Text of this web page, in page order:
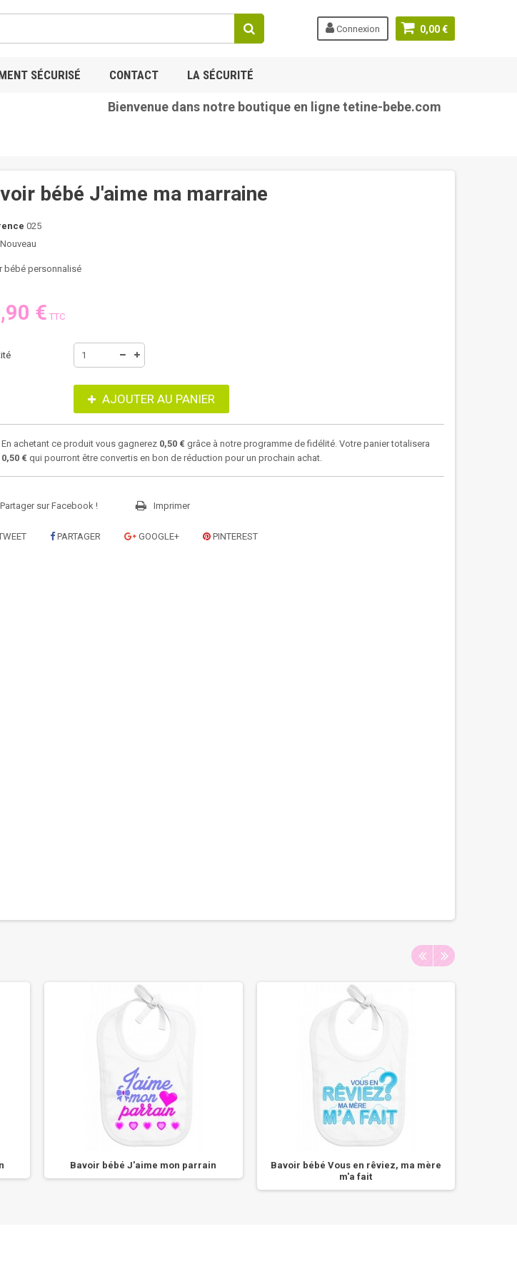
0,00 €
Connexion
SÉCURISÉ CONTACT LA SÉCURITÉ
Bienvenue dans notre boutique en ligne tetine-bebe.com
bébé J'aime ma marraine
025
Nouveau
bébé personnalisé
€ TTC
AJOUTER AU PANIER
En achetant ce produit vous gagnerez 0,50 € grâce à notre programme de fidélité. Votre panier totalisera
0,50 € qui pourront être convertis en bon de réduction pour un prochain achat.
Partager sur Facebook ! Imprimer
PARTAGER GOOGLE+ PINTEREST
Bavoir bébé J'aime mon parrain
Bavoir bébé Vous en rêviez, ma mère
m'a fait